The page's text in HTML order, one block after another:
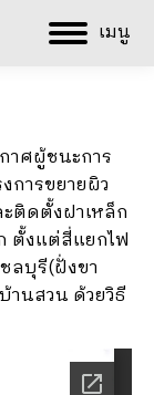
เมนู
าศผู้ชนะการ
การขยายผิว
ติดตั้งฝาเหล็ก
ตั้งแต่สี่แยกไฟ
ลบุรี(ฝั่งขา
นสวน ด้วยวิธี